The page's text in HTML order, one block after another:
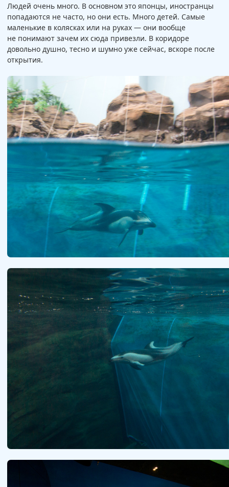
Людей очень много. В основном это японцы, иностранцы
попадаются не часто, но они есть. Много детей. Самые
маленькие в колясках или на руках — они вообще
не понимают зачем их сюда привезли. В коридоре
довольно душно, тесно и шумно уже сейчас, вскоре после
открытия.